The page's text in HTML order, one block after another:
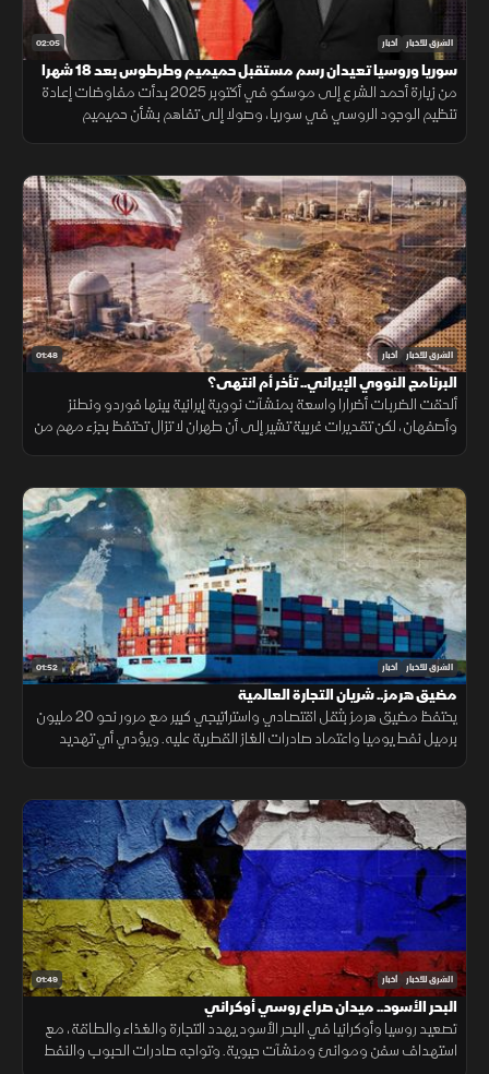
02:05 الشرق للأخبار أخبار
سوريا وروسيا تعيدان رسم مستقبل حميميم وطرطوس بعد 18 شهرا
من زيارة أحمد الشرع إلى موسكو في أكتوبر 2025 بدأت مفاوضات إعادة
تنظيم الوجود الروسي في سوريا، وصولا إلى تفاهم بشأن حميميم
01:48 الشرق للأخبار أخبار
البرنامج النووي الإيراني.. تأخر أم انتهى؟
ألحقت الضربات أضرارا واسعة بمنشآت نووية إيرانية بينها فوردو ونطنز
وأصفهان، لكن تقديرات غربية تشير إلى أن طهران لا تزال تحتفظ بجزء مهم من
01:52 الشرق للأخبار أخبار
مضيق هرمز.. شريان التجارة العالمية
يحتفظ مضيق هرمز بثقل اقتصادي واستراتيجي كبير مع مرور نحو 20 مليون
برميل نفط يوميا واعتماد صادرات الغاز القطرية عليه. ويؤدي أي تهديد
01:49 الشرق للأخبار أخبار
البحر الأسود.. ميدان صراع روسي أوكراني
تصعيد روسيا وأوكرانيا في البحر الأسود يهدد التجارة والغذاء والطاقة، مع
استهداف سفن وموانئ ومنشآت حيوية. وتواجه صادرات الحبوب والنفط